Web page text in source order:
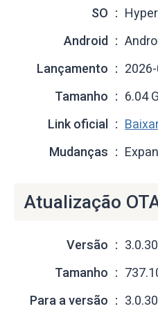
SO
Android
Lançamento
Tamanho
6.04
Link oficial
Mudanças
Atualização
Versão
Tamanho
Para a versão